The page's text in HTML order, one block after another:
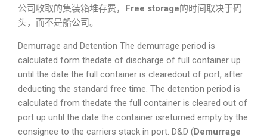
公司收取的集装箱堆存费， Free storage的时间取决于码
头，而不是船公司。
Demurrage and Detention The demurrage period is
calculated form thedate of discharge of full container up
until the date the full container is clearedout of port, after
deducting the standard free time. The detention period is
calculated from thedate the full container is cleared out of
port up until the date the container isreturned empty by the
consignee to the carriers stack in port. D&D (Demurrage